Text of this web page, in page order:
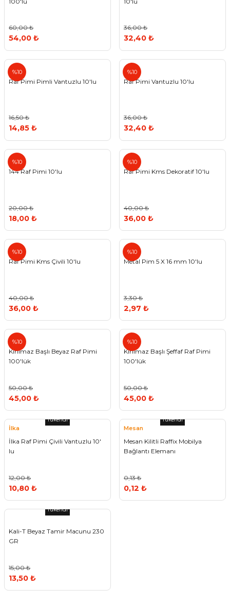
60,00 ₺
54,00 ₺
36,00 ₺
32,40 ₺
%10
Raf Pimi Pimli Vantuzlu 10'lu
16,50 ₺
14,85 ₺
%10
Raf Pimi Vantuzlu 10'lu
36,00 ₺
32,40 ₺
%10
144 Raf Pimi 10'lu
20,00 ₺
18,00 ₺
%10
Raf Pimi Kms Dekoratif 10'lu
40,00 ₺
36,00 ₺
%10
Raf Pimi Kms Çivili 10'lu
40,00 ₺
36,00 ₺
%10
Metal Pim 5 X 16 mm 10'lu
3,30 ₺
2,97 ₺
%10
Kırılmaz Başlı Beyaz Raf Pimi
100'lük
50,00 ₺
45,00 ₺
%10
Kırılmaz Başlı Şeffaf Raf Pimi
100'lük
50,00 ₺
45,00 ₺
Tükendi
İlka
İlka Raf Pimi Çivili Vantuzlu 10'
lu
12,00 ₺
10,80 ₺
Tükendi
Mesan
Mesan Kilitli Raffix Mobilya
Bağlantı Elemanı
0,13 ₺
0,12 ₺
Tükendi
Kali-T Beyaz Tamir Macunu 230
GR
15,00 ₺
13,50 ₺